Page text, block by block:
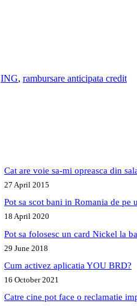
ING, rambursare anticipata credit
Cat are voie sa-mi opreasca din
27 April 2015
Pot sa scot bani in Romania de pe
18 April 2020
Pot sa folosesc un card Nickel la
29 June 2018
Cum activez aplicatia YOU BRD?
16 October 2021
Catre cine pot face o reclamatie